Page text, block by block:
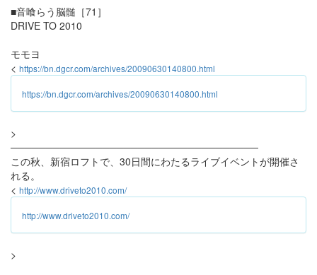
■音喰らう脳髄［71］
DRIVE TO 2010
モモヨ
< https://bn.dgcr.com/archives/20090630140800.html
https://bn.dgcr.com/archives/20090630140800.html
>
───────────────────────────────────
この秋、新宿ロフトで、30日間にわたるライブイベントが開催さ
れる。
< http://www.driveto2010.com/
http://www.driveto2010.com/
>